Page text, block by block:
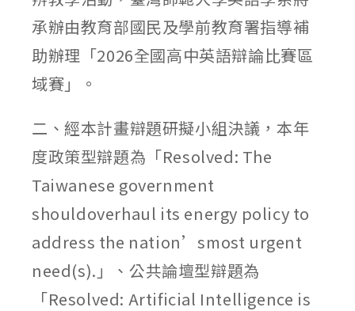
承辦由教育部國民及學前教育署指導補
助辦理「2026全國高中英語辯論比賽區
域賽」。
二、經本計畫辯題研擬小組決議，本年
度政策型辯題為「Resolved: The
Taiwanese government
shouldoverhaul its energy policy to
address the nation’smost urgent
need(s).」、公共論壇型辯題為
「Resolved: Artificial Intelligence is